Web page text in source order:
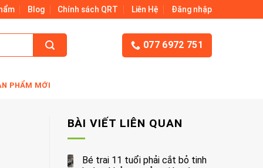
Blog Chính sách QRT Liên Hệ Đăng nhập
077 6972 751
PHẨM MỚI
BÀI VIẾT LIÊN QUAN
Bé trai 11 tuổi phải cắt bỏ tinh